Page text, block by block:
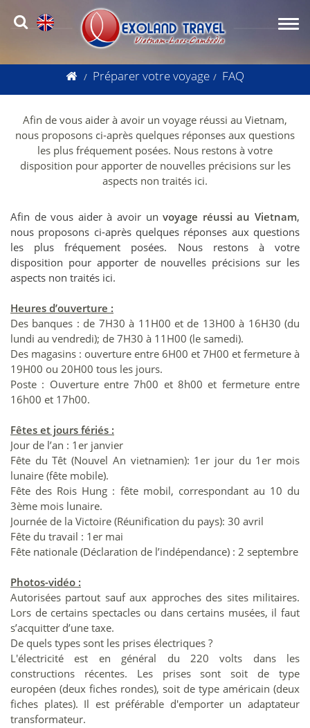
Préparer votre voyage FAQ
Afin de vous aider à avoir un voyage réussi au Vietnam,
nous proposons ci-après quelques réponses aux questions
les plus fréquement posées. Nous restons à votre
disposition pour apporter de nouvelles précisions sur les
aspects non traités ici.
Afin de vous aider à avoir unvoyage réussi au Vietnam,
nous proposons ci-après quelques réponses aux questions
les plus fréquement posées. Nous restons à votre
disposition pour apporter de nouvelles précisions sur les
aspects non traités ici.
Heures d’ouverture :
Des banques : de 7H30 à 11H00 et de 13H00 à 16H30 (du
lundi au vendredi); de 7H30 à 11H00 (le samedi).
Des magasins : ouverture entre 6H00 et 7H00 et fermeture à
19H00 ou 20H00 tous les jours.
Poste : Ouverture entre 7h00 et 8h00 et fermeture entre
16h00 et 17h00.
Fêtes et jours fériés :
Jour de l’an : 1er janvier
Fête du Têt (Nouvel An vietnamien): 1er jour du 1er mois
lunaire (fête mobile).
Fête des Rois Hung : fête mobil, correspondant au 10 du
3ème mois lunaire.
Journée de la Victoire (Réunification du pays): 30 avril
Fête du travail : 1er mai
Fête nationale (Déclaration de l’indépendance) : 2 septembre
Photos-vidéo :
Autorisées partout sauf aux approches des sites militaires.
Lors de certains spectacles ou dans certains musées, il faut
s’acquitter d’une taxe.
De quels types sont les prises électriques ?
L'électricité est en général du 220 volts dans les
constructions récentes. Les prises sont soit de type
européen (deux fiches rondes), soit de type américain (deux
fiches plates). Il est préférable d'emporter un adaptateur
transformateur.